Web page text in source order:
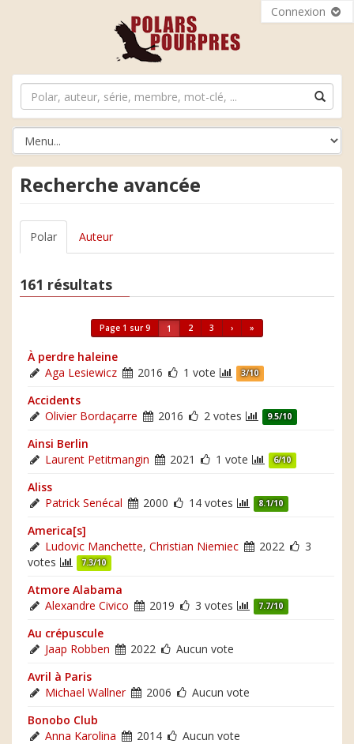
Connexion
Recherche avancée
Polar Auteur
161 résultats
Page 1 sur 9 1 2 3 › »
À perdre haleine
Aga Lesiewicz
2016 1 vote 3/10
Accidents
Olivier Bordaçarre
2016 2 votes 9.5/10
Ainsi Berlin
Laurent Petitmangin
2021 1 vote 6/10
Aliss
Patrick Senécal
2000 14 votes 8.1/10
America[s]
Ludovic Manchette, Christian Niemiec 2022
3
votes
7.3/10
Atmore Alabama
Alexandre Civico
2019 3 votes 7.7/10
Au crépuscule
Jaap Robben
2022
Aucun vote
Avril à Paris
Michael Wallner
2006
Aucun vote
Bonobo Club
Anna Karolina
2014
Aucun vote